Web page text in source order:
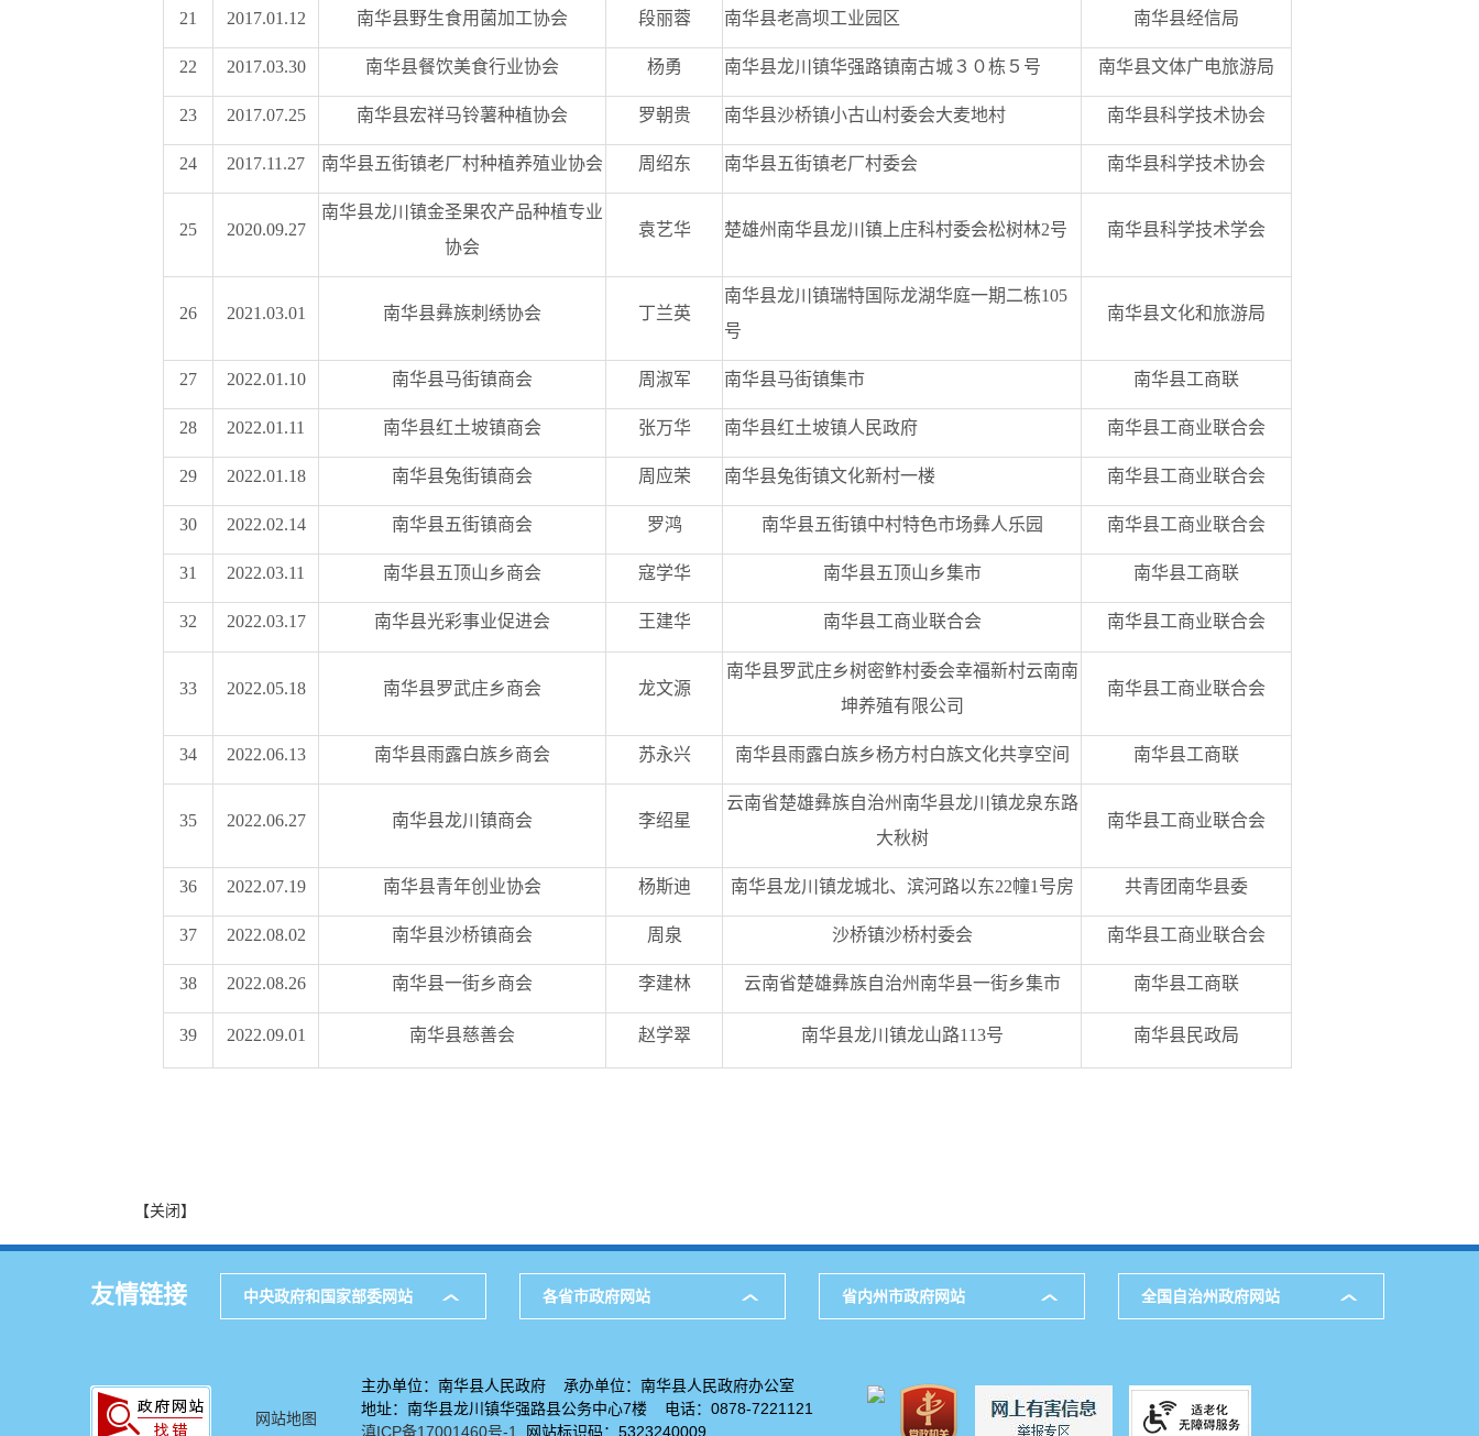
21 2017.01.12 南华县野生食用菌加工协会 段丽蓉 南华县老高坝工业园区 南华县经信局
22 2017.03.30 南华县餐饮美食行业协会 杨勇 南华县龙川镇华强路镇南古城３０栋５号 南华县文体广电旅游局
23 2017.07.25 南华县宏祥马铃薯种植协会 罗朝贵 南华县沙桥镇小古山村委会大麦地村 南华县科学技术协会
24 2017.11.27 南华县五街镇老厂村种植养殖业协会 周绍东 南华县五街镇老厂村委会 南华县科学技术协会
25 2020.09.27
南华县龙川镇金圣果农产品种植专业
协会
袁艺华 楚雄州南华县龙川镇上庄科村委会松树林2号 南华县科学技术学会
26 2021.03.01 南华县彝族刺绣协会 丁兰英
南华县龙川镇瑞特国际龙湖华庭一期二栋105
号
南华县文化和旅游局
27 2022.01.10 南华县马街镇商会 周淑军 南华县马街镇集市 南华县工商联
28 2022.01.11 南华县红土坡镇商会 张万华 南华县红土坡镇人民政府 南华县工商业联合会
29 2022.01.18 南华县兔街镇商会 周应荣 南华县兔街镇文化新村一楼 南华县工商业联合会
30 2022.02.14 南华县五街镇商会 罗鸿 南华县五街镇中村特色市场彝人乐园 南华县工商业联合会
31 2022.03.11 南华县五顶山乡商会 寇学华 南华县五顶山乡集市 南华县工商联
32 2022.03.17 南华县光彩事业促进会 王建华 南华县工商业联合会 南华县工商业联合会
33 2022.05.18 南华县罗武庄乡商会 龙文源
南华县罗武庄乡树密鲊村委会幸福新村云南南
坤养殖有限公司
南华县工商业联合会
34 2022.06.13 南华县雨露白族乡商会 苏永兴 南华县雨露白族乡杨方村白族文化共享空间 南华县工商联
35 2022.06.27 南华县龙川镇商会 李绍星
云南省楚雄彝族自治州南华县龙川镇龙泉东路
大秋树
南华县工商业联合会
36 2022.07.19 南华县青年创业协会 杨斯迪 南华县龙川镇龙城北、滨河路以东22幢1号房 共青团南华县委
37 2022.08.02 南华县沙桥镇商会 周泉 沙桥镇沙桥村委会 南华县工商业联合会
38 2022.08.26 南华县一街乡商会 李建林 云南省楚雄彝族自治州南华县一街乡集市 南华县工商联
39 2022.09.01 南华县慈善会 赵学翠 南华县龙川镇龙山路113号 南华县民政局
【关闭】
友情链接 中央政府和国家部委网站 各省市政府网站 省内州市政府网站 全国自治州政府网站
网站地图
主办单位：南华县人民政府 承办单位：南华县人民政府办公室
地址：南华县龙川镇华强路县公务中心7楼 电话：0878-7221121
滇ICP备17001460号-1
网站标识码：5323240009